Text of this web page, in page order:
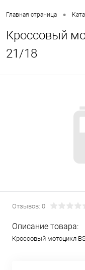
Главная страница •
Кроссовый
21/18
Отзывов: 0
Описание товара:
Кроссовый мотоцикл